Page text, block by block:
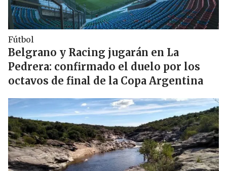
Fútbol
Belgrano y Racing jugarán en La
Pedrera: confirmado el duelo por los
octavos de final de la Copa Argentina